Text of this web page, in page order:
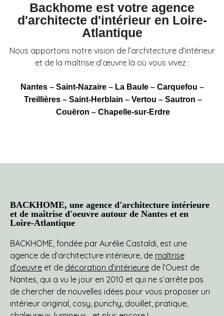
Backhome est votre agence
d'architecte d'intérieur en Loire-
Atlantique
Nous apportons notre vision de l’architecture d’intérieur
et de la maîtrise d’œuvre là où vous vivez :
Nantes– Saint-Nazaire– La Baule– Carquefou –
Treillières – Saint-Herblain – Vertou – Sautron –
Couëron – Chapelle-sur-Erdre
BACKHOME, une agence d'architecture intérieure
et de maîtrise d'oeuvre autour de Nantes et en
Loire-Atlantique
BACKHOME, fondée par Aurélie Castaldi, est une
agence de d’architecture intérieure, de maîtrise
d’oeuvre et de décoration d’intérieure de l’Ouest de
Nantes, qui a vu le jour en 2010 et qui ne s’arrête pas
de chercher de nouvelles idées pour vous proposer un
intérieur original, cosy, punchy, douillet, pratique,